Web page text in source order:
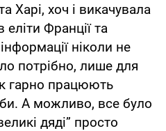
Харі, хоч і викачувала
еліти Франції та
ніколи не
потрібно, лише для
гарно працюють
А можливо, все було
дяді” просто